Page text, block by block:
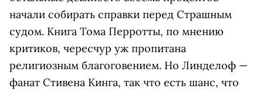
начали собирать справки перед Страшным
судом. Книга Тома Перротты, по мнению
критиков, чересчур уж пропитана
религиозным благоговением. Но Линделоф —
фанат Стивена Кинга, так что есть шанс, что